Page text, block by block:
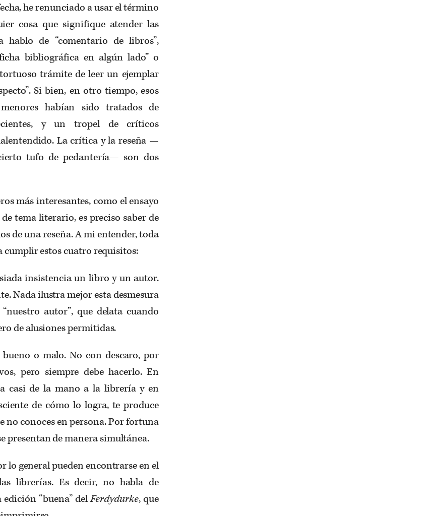
he renunciado a usar el término
cosa que signifique atender las
hablo de “comentario de libros”,
bibliográfica en algún lado” o
trámite de leer un ejemplar
Si bien, en otro tiempo, esos
habían sido tratados de
y un tropel de críticos
La crítica y la reseña —
tufo de pedantería— son dos
más interesantes, como el ensayo
tema literario, es preciso saber de
de una reseña. A mi entender, toda
cumplir estos cuatro requisitos:
insistencia un libro y un autor.
Nada ilustra mejor esta desmesura
autor”, que delata cuando
de alusiones permitidas.
o malo. No con descaro, por
pero siempre debe hacerlo. En
casi de la mano a la librería y en
de cómo lo logra, te produce
conoces en persona. Por fortuna
presentan de manera simultánea.
lo general pueden encontrarse en el
librerías. Es decir, no habla de
“buena” delFerdydurke, que